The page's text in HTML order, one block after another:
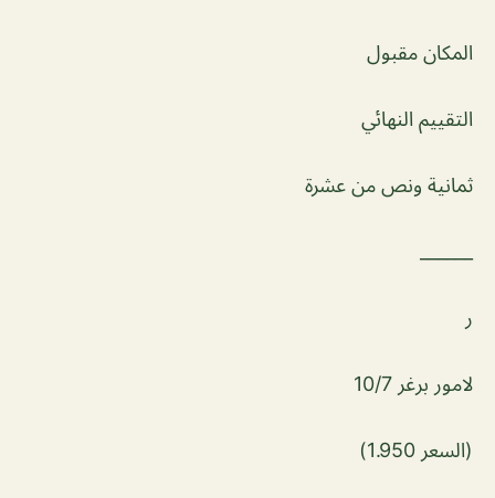
المكان مقبول
التقييم النهائي
ثمانية ونص من عشرة
ر
لامور برغر 10/7
(السعر 1.950)